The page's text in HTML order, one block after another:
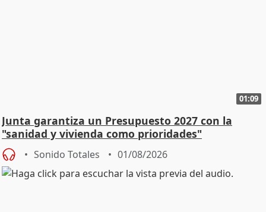
01:09
Junta garantiza un Presupuesto 2027 con la
"sanidad y vivienda como prioridades"
Sonido Totales 01/08/2026